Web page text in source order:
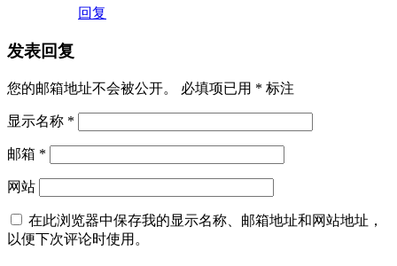
回复
发表回复
您的邮箱地址不会被公开。 必填项已用 * 标注
显示名称 *
邮箱 *
网站
在此浏览器中保存我的显示名称、邮箱地址和网站地址，
以便下次评论时使用。